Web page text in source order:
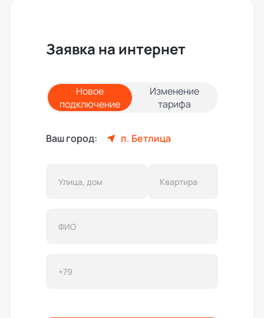
Заявка на интернет
Новое
подключение
Изменение
тарифа
Ваш город: п. Бетлица